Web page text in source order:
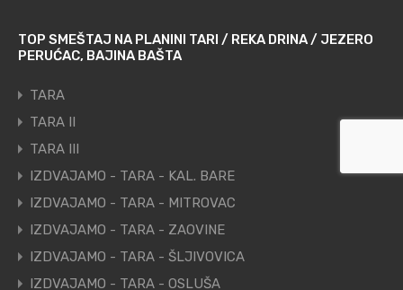
TOP SMEŠTAJ NA PLANINI TARI / REKA DRINA / JEZERO
PERUĆAC, BAJINA BAŠTA
TARA
TARA II
TARA III
IZDVAJAMO - TARA - KAL. BARE
IZDVAJAMO - TARA - MITROVAC
IZDVAJAMO - TARA - ZAOVINE
IZDVAJAMO - TARA - ŠLJIVOVICA
IZDVAJAMO - TARA - OSLUŠA